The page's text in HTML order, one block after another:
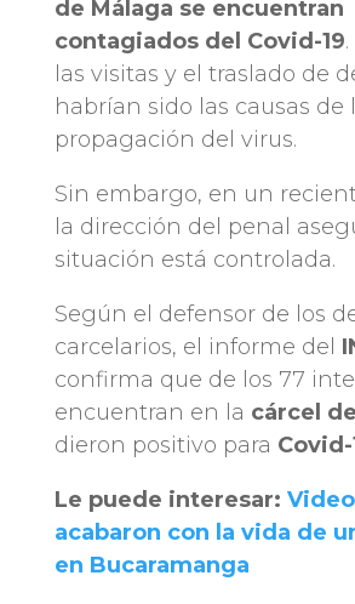
de Málaga se encuentran
contagiados del Covid-19
las visitas y el traslado de
habrían sido las causas de
propagación del virus.
Sin embargo, en un
la dirección del penal
situación está controlada.
Según el defensor de los
carcelarios, el informe del
confirma que de los 77
encuentran en la cárcel
dieron positivo para Covid-
Le puede interesar:
acabaron con la vida de
en Bucaramanga